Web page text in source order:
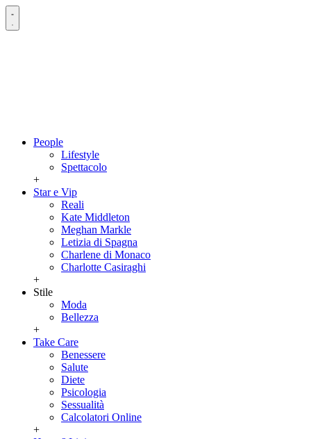
People
Lifestyle
Spettacolo
+
Star e Vip
Reali
Kate Middleton
Meghan Markle
Letizia di Spagna
Charlene di Monaco
Charlotte Casiraghi
+
Stile
Moda
Bellezza
+
Take Care
Benessere
Salute
Diete
Psicologia
Sessualità
Calcolatori Online
+